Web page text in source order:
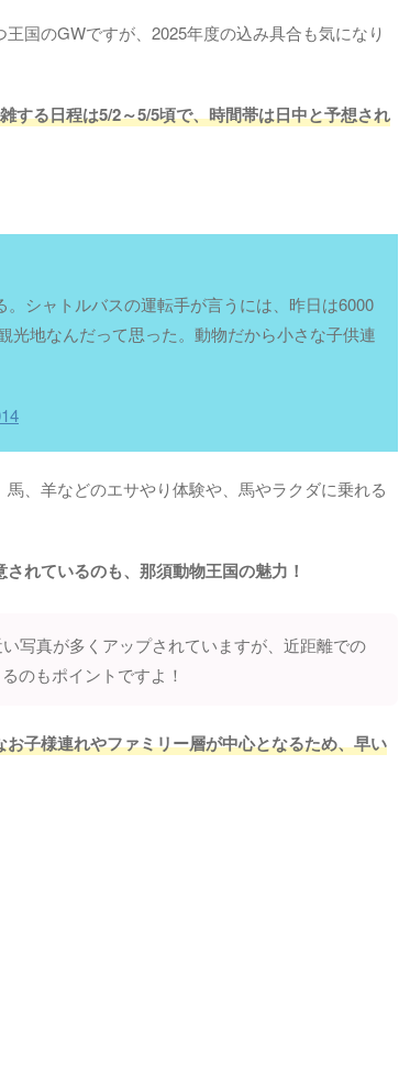
国のGWですが、2025年度の込み具合も気になり
する日程は5/2～5/5頃で、時間帯は日中と予想され
シャトルバスの運転手が言うには、昨日は6000
光地なんだって思った。動物だから小さな子供連
、羊などのエサやり体験や、馬やラクダに乗れる
れているのも、那須動物王国の魅力！
写真が多くアップされていますが、近距離での
のもポイントですよ！
子様連れやファミリー層が中心となるため、早い